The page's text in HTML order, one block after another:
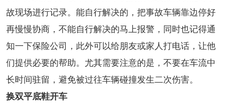
故现场进行记录。能自行解决的，把事故车辆靠边停好
再慢慢协商，不能自行解决的马上报警，同时也记得通
知一下保险公司，此外可以给朋友或家人打电话，让他
们提供必要的帮助。尤其需要注意的是，不要在车流中
长时间驻留，避免被过往车辆碰撞发生二次伤害。
换双平底鞋开车